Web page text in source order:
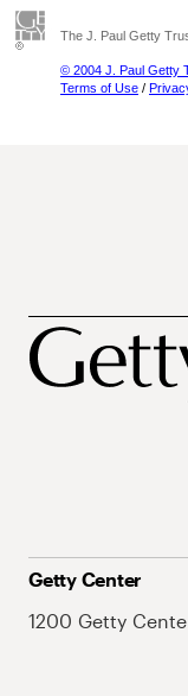
The J. Paul Getty
© 2004 J. Paul Getty
Terms of Use /
Getty Center
1200 Getty